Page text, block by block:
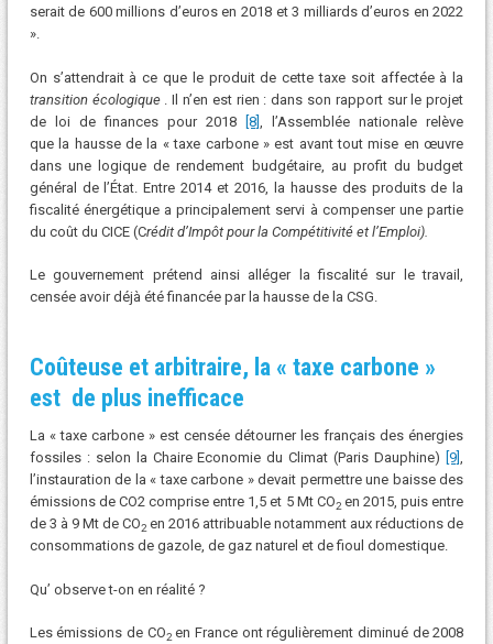
serait de 600 millions d’euros en 2018 et 3 milliards d’euros en 2022
».
On s’attendrait à ce que le produit de cette taxe soit affectée à la
transition écologique
. Il n’en est rien : dans son rapport sur le projet
de loi de finances pour 2018
[8]
, l’Assemblée nationale relève
que la hausse de la « taxe carbone » est avant tout mise en œuvre
dans une logique de rendement budgétaire, au profit du budget
général de l’État. Entre 2014 et 2016, la hausse des produits de la
fiscalité énergétique a principalement servi à compenser une partie
du coût du CICE (Crédit d’Impôt pour la Compétitivité et l’Emploi).
Le gouvernement prétend ainsi alléger la fiscalité sur le travail,
censée avoir déjà été financée par la hausse de la CSG.
Coûteuse et arbitraire, la « taxe carbone »
est de plus inefficace
La « taxe carbone » est censée détourner les français des énergies
fossiles : selon la Chaire Economie du Climat (Paris Dauphine) [9],
l’instauration de la « taxe carbone » devait permettre une baisse des
émissions de CO2 comprise entre 1,5 et 5 Mt CO2en 2015, puis entre
de 3 à 9 Mt de CO2en 2016 attribuable notamment aux réductions de
consommations de gazole, de gaz naturel et de fioul domestique.
Qu’ observe t-on en réalité ?
Les émissions de CO2en France ont régulièrement diminué de 2008